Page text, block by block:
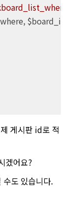
게시판 id로 적
겠어요?
수도 있습니다.